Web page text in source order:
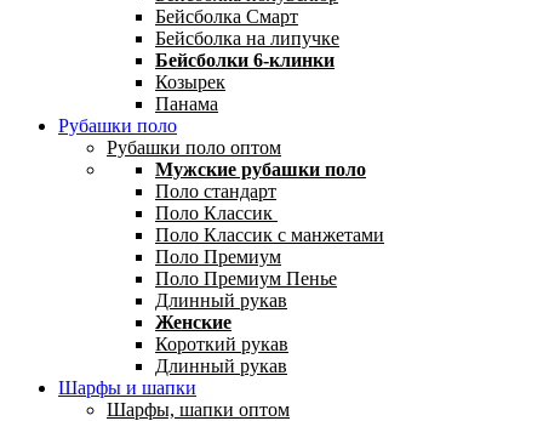
Бейсболка Смарт
Бейсболка на липучке
Бейсболки 6-клинки
Козырек
Панама
Рубашки поло
Рубашки поло оптом
Мужские рубашки поло
Поло стандарт
Поло Классик
Поло Классик с манжетами
Поло Премиум
Поло Премиум Пенье
Длинный рукав
Женские
Короткий рукав
Длинный рукав
Шарфы и шапки
Шарфы, шапки оптом